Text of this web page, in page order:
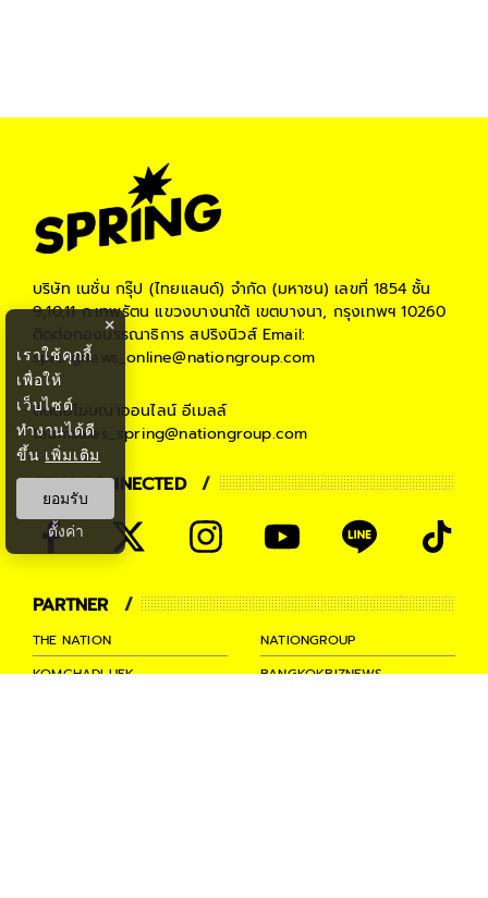
บริษัท เนชั่น กรุ๊ป (ไทยแลนด์) จำกัด (มหาชน) เลขที่ 1854 ชั้น
9,10,11 ถ.เทพรัตน แขวงบางนาใต้ เขตบางนา, กรุงเทพฯ 10260
ติดต่อกองบรรณาธิการ สปริงนิวส์Email:
springnews_online@nationgroup.com
ติดต่อโฆษณาออนไลน์ อีเมลล์
teamsales_spring@nationgroup.com
STAY CONNECTED
PARTNER
THE NATION
NATIONGROUP
KOMCHADLUEK
BANGKOKBIZNEWS
×
เราใช้คุกกี้
เพื่อให้
เว็บไซต์
ทำงานได้ดี
ขึ้น เพิ่มเติม
ยอมรับ
ตั้งค่า